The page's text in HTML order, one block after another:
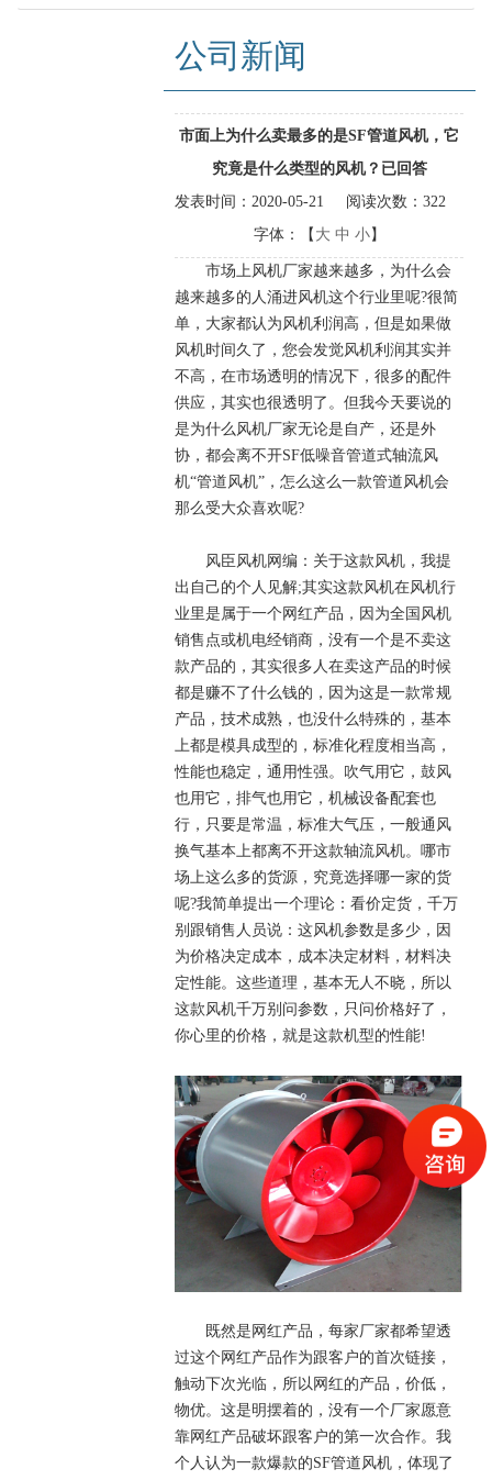
公司新闻
市面上为什么卖最多的是SF管道风机，它
究竟是什么类型的风机？已回答
发表时间：2020-05-21 阅读次数：322
字体：【 大 中 小】
市场上风机厂家越来越多，为什么会
越来越多的人涌进风机这个行业里呢?很简
单，大家都认为风机利润高，但是如果做
风机时间久了，您会发觉风机利润其实并
不高，在市场透明的情况下，很多的配件
供应，其实也很透明了。但我今天要说的
是为什么风机厂家无论是自产，还是外
协，都会离不开SF低噪音管道式轴流风
机“管道风机”，怎么这么一款管道风机会
那么受大众喜欢呢?
风臣风机网编：关于这款风机，我提
出自己的个人见解;其实这款风机在风机行
业里是属于一个网红产品，因为全国风机
销售点或机电经销商，没有一个是不卖这
款产品的，其实很多人在卖这产品的时候
都是赚不了什么钱的，因为这是一款常规
产品，技术成熟，也没什么特殊的，基本
上都是模具成型的，标准化程度相当高，
性能也稳定，通用性强。吹气用它，鼓风
也用它，排气也用它，机械设备配套也
行，只要是常温，标准大气压，一般通风
换气基本上都离不开这款轴流风机。哪市
场上这么多的货源，究竟选择哪一家的货
呢?我简单提出一个理论：看价定货，千万
别跟销售人员说：这风机参数是多少，因
为价格决定成本，成本决定材料，材料决
定性能。这些道理，基本无人不晓，所以
这款风机千万别问参数，只问价格好了，
你心里的价格，就是这款机型的性能!
既然是网红产品，每家厂家都希望透
过这个网红产品作为跟客户的首次链接，
触动下次光临，所以网红的产品，价低，
物优。这是明摆着的，没有一个厂家愿意
靠网红产品破坏跟客户的第一次合作。我
个人认为一款爆款的SF管道风机，体现了